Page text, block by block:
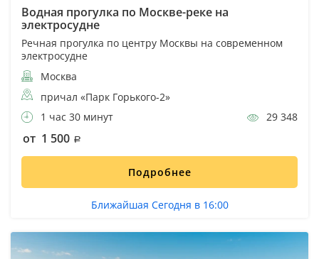
Водная прогулка по Москве-реке на
электросудне
Речная прогулка по центру Москвы на современном
электросудне
Москва
причал «Парк Горького-2»
1 час 30 минут
29 348
от 1 500
Подробнее
Ближайшая Сегодня в 16:00